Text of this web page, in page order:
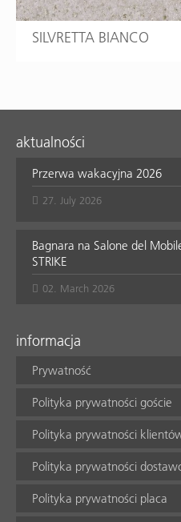
SILVRETTA BIANCO
aktualności
Przerwa wakacyjna 2026
27. July 2026
Bagnara na Salone del
STRIKE
02. March 2026
informacja
Prywatność
Polityka prywatności goście
Polityka prywatności
Polityka prywatności
Polityka prywatności placa